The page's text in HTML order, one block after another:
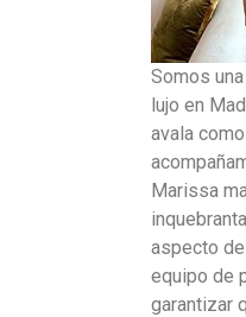
Somos
lujo en
avala
Marissa
aspecto
equipo de
garantizar